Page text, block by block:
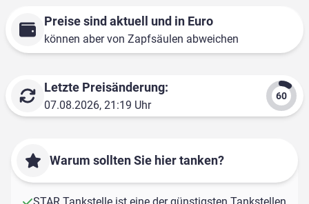
Preise sind aktuell und in Euro
können aber von Zapfsäulen abweichen
Letzte Preisänderung:
07.08.2026, 21:19 Uhr
Warum sollten Sie hier tanken?